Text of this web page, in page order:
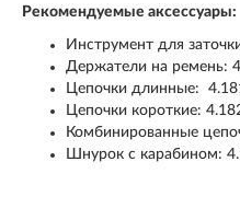
Рекомендуемые аксессуары:
Инструмент для
Держатели на ремень:
Цепочки длинные:
Цепочки короткие:
Комбинированные
Шнурок с карабином: